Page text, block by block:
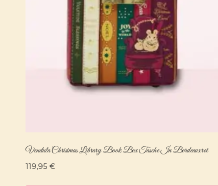
Vendula Christmas Library Book Box Tasche In Bordeauxrot
119,95 €